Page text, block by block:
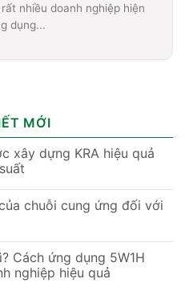
nhiều doanh nghiệp hiện
dụng...
MỚI
xây dựng KRA hiệu quả
chuỗi cung ứng đối với
Cách ứng dụng 5W1H
nghiệp hiệu quả